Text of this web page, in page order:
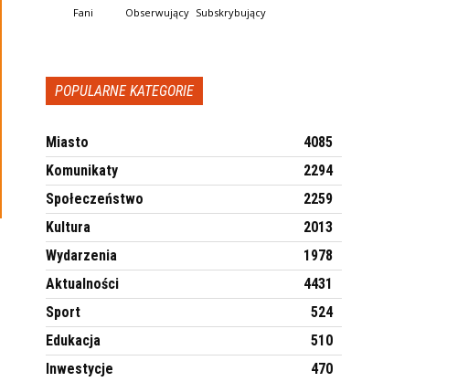
Fani Obserwujący Subskrybujący
POPULARNE KATEGORIE
Miasto
4085
Komunikaty
2294
Społeczeństwo
2259
Kultura
2013
Wydarzenia
1978
Aktualności
4431
Sport
524
Edukacja
510
Inwestycje
470